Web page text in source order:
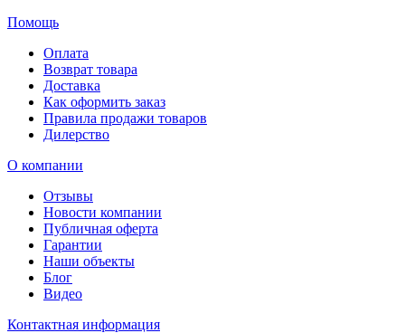
Помощь
Оплата
Возврат товара
Доставка
Как оформить заказ
Правила продажи товаров
Дилерство
О компании
Отзывы
Новости компании
Публичная оферта
Гарантии
Наши объекты
Блог
Видео
Контактная информация